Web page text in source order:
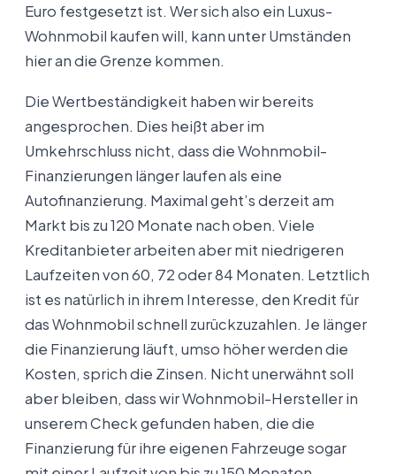
Euro festgesetzt ist. Wer sich also ein Luxus-
Wohnmobil kaufen will, kann unter Umständen
hier an die Grenze kommen.
Die Wertbeständigkeit haben wir bereits
angesprochen. Dies heißt aber im
Umkehrschluss nicht, dass die Wohnmobil-
Finanzierungen länger laufen als eine
Autofinanzierung. Maximal geht’s derzeit am
Markt bis zu 120 Monate nach oben. Viele
Kreditanbieter arbeiten aber mit niedrigeren
Laufzeiten von 60, 72 oder 84 Monaten. Letztlich
ist es natürlich in ihrem Interesse, den Kredit für
das Wohnmobil schnell zurückzuzahlen. Je länger
die Finanzierung läuft, umso höher werden die
Kosten, sprich die Zinsen. Nicht unerwähnt soll
aber bleiben, dass wir Wohnmobil-Hersteller in
unserem Check gefunden haben, die die
Finanzierung für ihre eigenen Fahrzeuge sogar